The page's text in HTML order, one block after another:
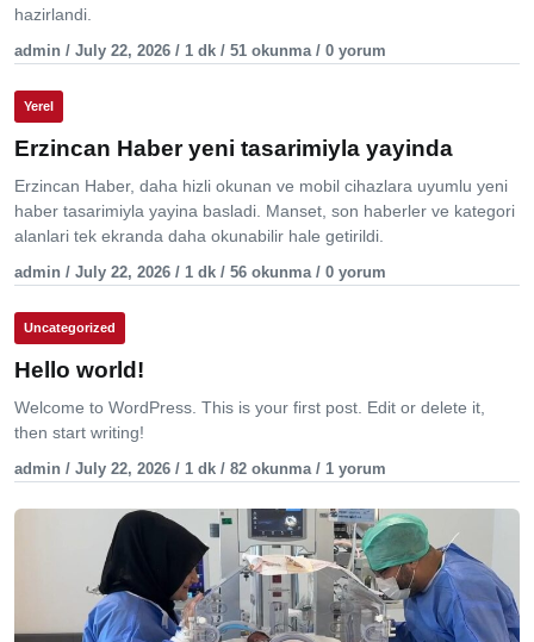
hazirlandi.
admin / July 22, 2026 / 1 dk / 51 okunma / 0 yorum
Yerel
Erzincan Haber yeni tasarimiyla yayinda
Erzincan Haber, daha hizli okunan ve mobil cihazlara uyumlu yeni
haber tasarimiyla yayina basladi. Manset, son haberler ve kategori
alanlari tek ekranda daha okunabilir hale getirildi.
admin / July 22, 2026 / 1 dk / 56 okunma / 0 yorum
Uncategorized
Hello world!
Welcome to WordPress. This is your first post. Edit or delete it,
then start writing!
admin / July 22, 2026 / 1 dk / 82 okunma / 1 yorum